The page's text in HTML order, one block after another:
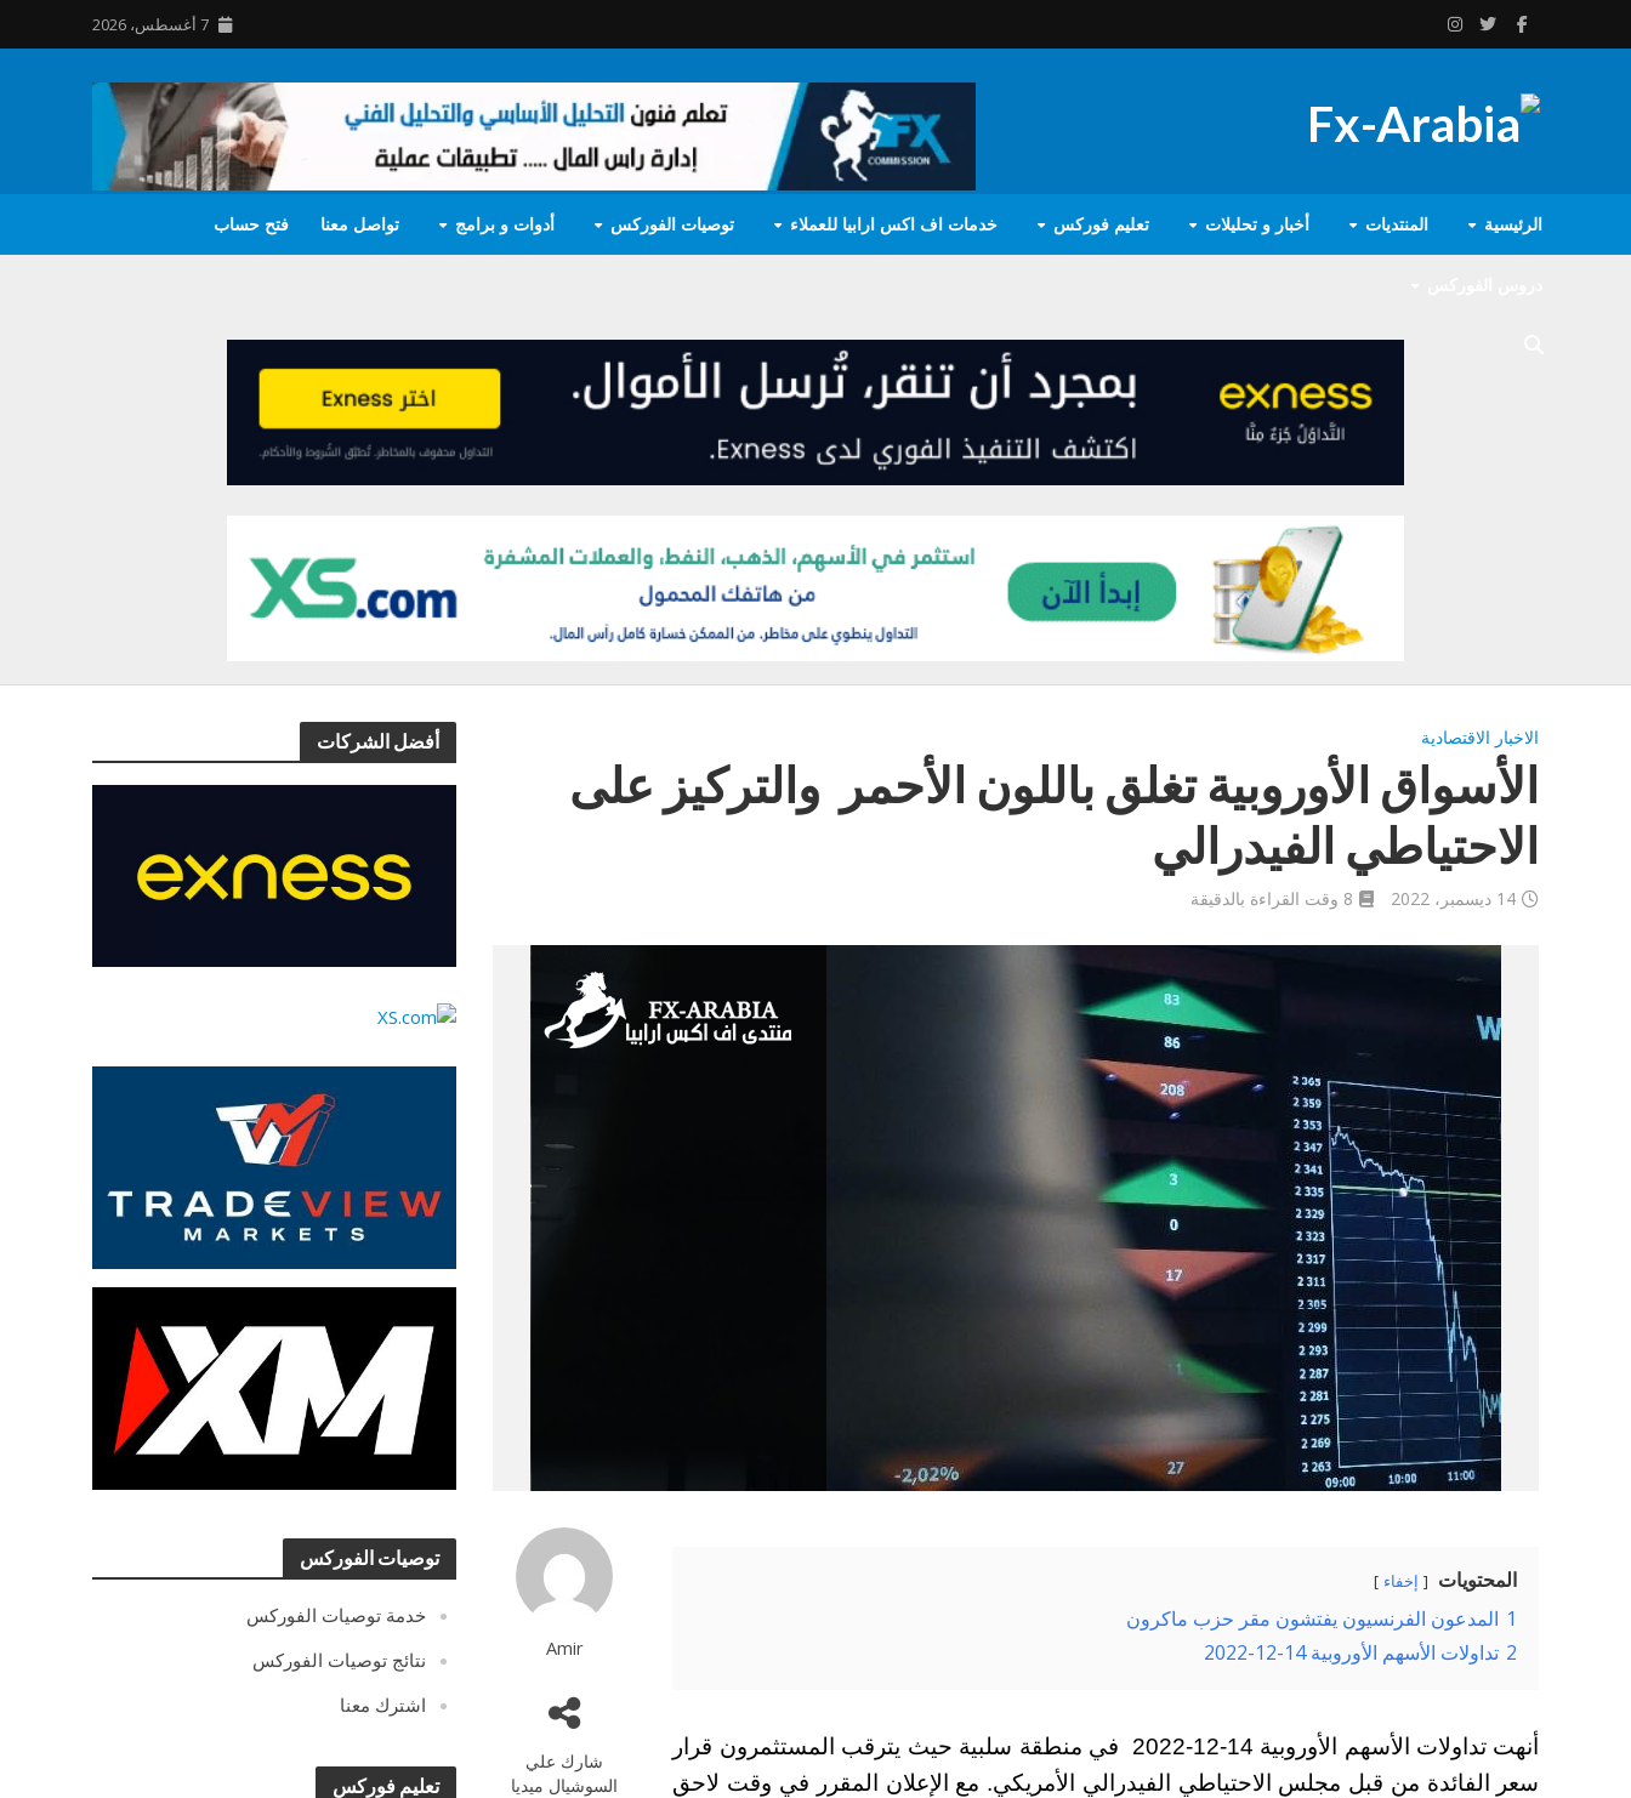
7 أغسطس، 2026
الرئيسية المنتديات أخبار و تحليلات تعليم فوركس خدمات اف اكس ارابيا للعملاء توصيات الفوركس أدوات و برامج تواصل معنا فتح حساب
أفضل الشركات
توصيات الفوركس
خدمة توصيات الفوركس
نتائج توصيات الفوركس
اشترك معنا
تعليم فوركس
الاخبار الاقتصادية
الأسواق الأوروبية تغلق باللون الأحمر والتركيز على
الاحتياطي الفيدرالي
14 ديسمبر، 2022 8 وقت القراءة بالدقيقة
Amir
شارك علي
السوشيال ميديا
المحتويات إخفاء
1 المدعون الفرنسيون يفتشون مقر حزب ماكرون
2 تداولات الأسهم الأوروبية 14-12-2022
أنهت تداولات الأسهم الأوروبية 14-12-2022 في منطقة سلبية حيث يترقب المستثمرون قرار
سعر الفائدة من قبل مجلس الاحتياطي الفيدرالي الأمريكي. مع الإعلان المقرر في وقت لاحق